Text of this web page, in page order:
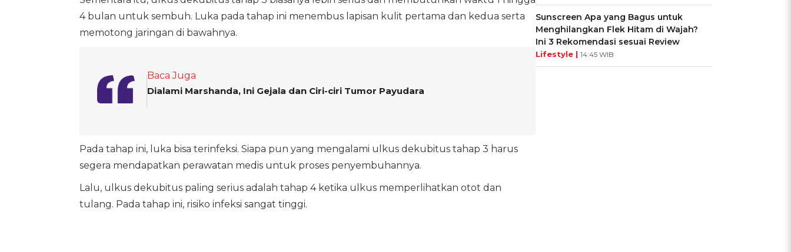
4 bulan untuk sembuh. Luka pada tahap ini menembus lapisan kulit pertama dan kedua serta
memotong jaringan di bawahnya.
Baca Juga
Dialami Marshanda, Ini Gejala dan Ciri-ciri Tumor Payudara
Pada tahap ini, luka bisa terinfeksi. Siapa pun yang mengalami ulkus dekubitus tahap 3 harus
segera mendapatkan perawatan medis untuk proses penyembuhannya.
Lalu, ulkus dekubitus paling serius adalah tahap 4 ketika ulkus memperlihatkan otot dan
tulang. Pada tahap ini, risiko infeksi sangat tinggi.
Sunscreen Apa yang Bagus untuk
Menghilangkan Flek Hitam di Wajah?
Ini 3 Rekomendasi sesuai Review
Lifestyle | 14:45 WIB